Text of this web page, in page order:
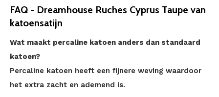
FAQ - Dreamhouse Ruches Cyprus Taupe van
katoensatijn
Wat maakt percaline katoen anders dan standaard
katoen?
Percaline katoen heeft een fijnere weving waardoor
het extra zacht en ademend is.